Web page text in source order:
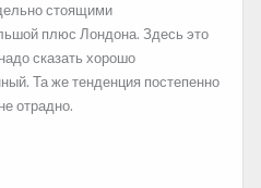
стоящими
плюс Лондона. Здесь это
сказать хорошо
Та же тенденция постепенно
отрадно.